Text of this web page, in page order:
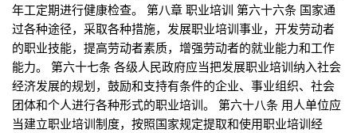
年工定期进行健康检查。 第八章 职业培训 第六十六条 国家通
过各种途径，采取各种措施，发展职业培训事业，开发劳动者
的职业技能，提高劳动者素质，增强劳动者的就业能力和工作
能力。 第六十七条 各级人民政府应当把发展职业培训纳入社会
经济发展的规划，鼓励和支持有条件的企业、事业组织、社会
团体和个人进行各种形式的职业培训。 第六十八条 用人单位应
当建立职业培训制度，按照国家规定提取和使用职业培训经